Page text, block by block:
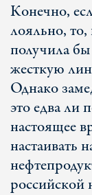
Конечно,
лояльно,
получила
жесткую
Однако
это едва ли
настоящее
настаивать
российской